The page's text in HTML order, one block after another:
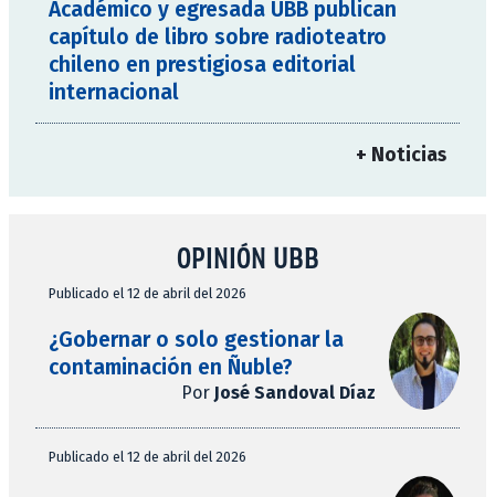
Académico y egresada UBB publican
capítulo de libro sobre radioteatro
chileno en prestigiosa editorial
internacional
+ Noticias
OPINIÓN UBB
Publicado el 12 de abril del 2026
¿Gobernar o solo gestionar la
contaminación en Ñuble?
Por José Sandoval Díaz
Publicado el 12 de abril del 2026